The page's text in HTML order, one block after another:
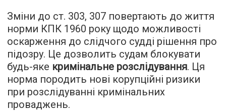
Зміни до ст. 303, 307 повертають до життя
норми КПК 1960 року щодо можливості
оскарження до слідчого судді рішення про
підозру. Це дозволить судам блокувати
будь-яке кримінальне розслідування. Ця
норма породить нові корупційні ризики
при розслідуванні кримінальних
проваджень.